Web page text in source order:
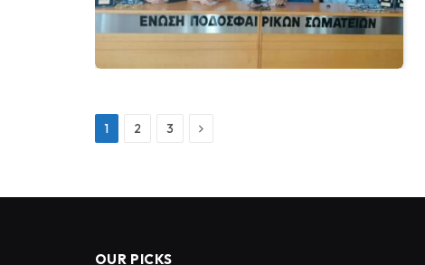
1 2 3 Next
OUR PICKS